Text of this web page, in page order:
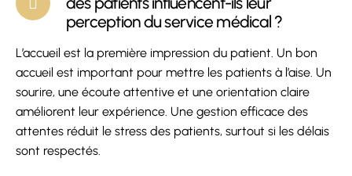
perception du service médical ?
L’accueil est la première impression du patient. Un bon
accueil est important pour mettre les patients à l’aise. Un
sourire, une écoute attentive et une orientation claire
améliorent leur expérience. Une gestion efficace des
attentes réduit le stress des patients, surtout si les délais
sont respectés.